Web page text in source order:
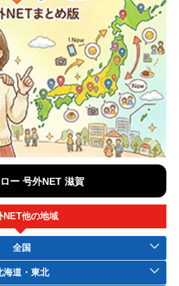
ー 号外NET 滋賀
NET他の地域
全国
海道・東北